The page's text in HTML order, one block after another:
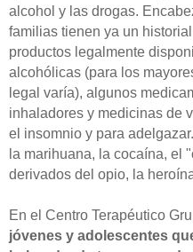
alcohol y las drogas.
familias tienen ya un
productos legalmente
alcohólicas (para los
legal varía), algunos
inhaladores y medicinas de
el insomnio y para
la marihuana, la cocaína, el
derivados del opio, la
En el Centro Terapéutico
jóvenes y adolescentes